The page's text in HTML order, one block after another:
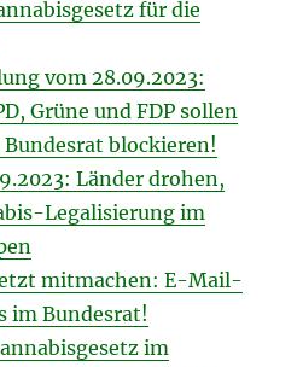
für die
vom 28.09.2023:
Grüne und FDP sollen
blockieren!
Länder drohen,
Legalisierung im
mitmachen: E-Mail-
im Bundesrat!
im